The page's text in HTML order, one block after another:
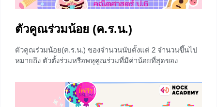
ตัวคูณร่วมน้อย (ค.ร.น.)
ตัวคูณร่วมน้อย(ค.ร.น.) ของจำนวนนับตั้งแต่ 2 จำนวนขึ้นไป
หมายถึง ตัวตั้งร่วมหรือพหุคูณร่วมที่มีค่าน้อยที่สุดของ